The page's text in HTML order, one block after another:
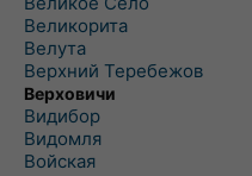
Великорита
Велута
Верхний Теребежов
Верховичи
Видибор
Видомля
Войская